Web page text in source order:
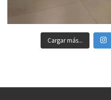
Cargar más...